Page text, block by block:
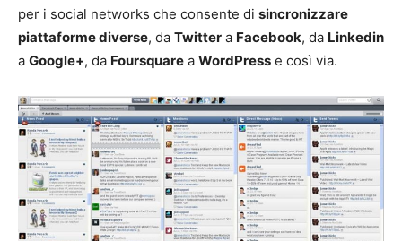
per i social networks che consente di sincronizzare
piattaforme diverse, da Twitter a Facebook, da Linkedin
a Google+, da Foursquare a WordPress e così via.